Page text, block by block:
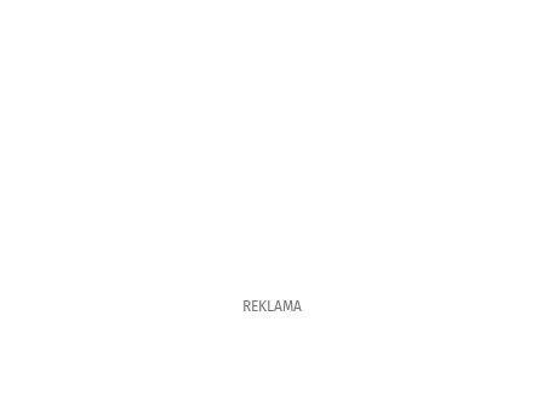
REKLAMA